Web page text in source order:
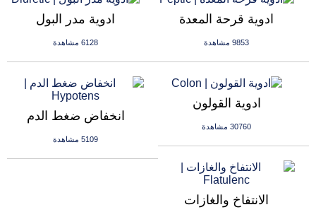
ادوية مدر البول
6128 مشاهدة
ادوية قرحة المعدة
9853 مشاهدة
انخفاض ضغط الدم
5109 مشاهدة
ادوية القولون
30760 مشاهدة
الانتفاخ والغازات